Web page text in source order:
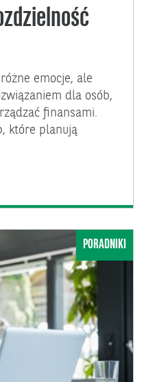
emocje, ale
dla osób,
finansami.
które planują
PORADNIKI